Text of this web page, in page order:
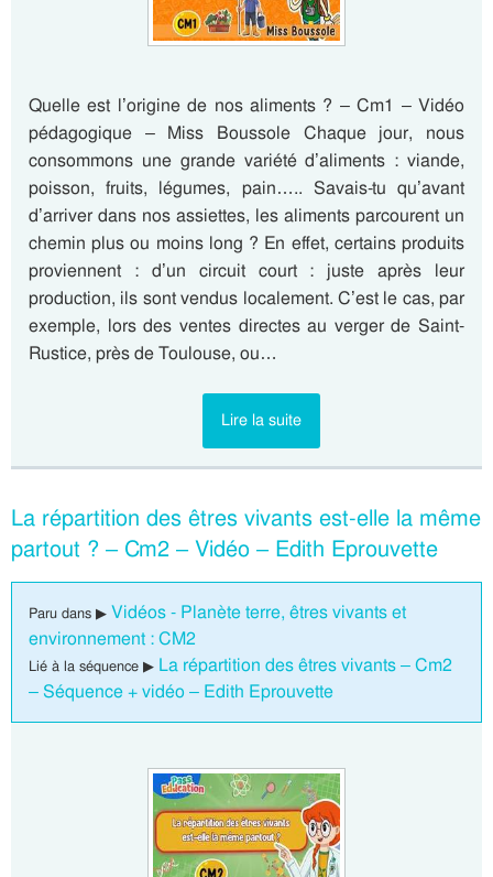
Quelle est l’origine de nos aliments ? – Cm1 – Vidéo
pédagogique – Miss Boussole Chaque jour, nous
consommons une grande variété d’aliments : viande,
poisson, fruits, légumes, pain….. Savais-tu qu’avant
d’arriver dans nos assiettes, les aliments parcourent un
chemin plus ou moins long ? En effet, certains produits
proviennent : d’un circuit court : juste après leur
production, ils sont vendus localement. C’est le cas, par
exemple, lors des ventes directes au verger de Saint-
Rustice, près de Toulouse, ou…
Lire la suite
La répartition des êtres vivants est-elle la même
partout ? – Cm2 – Vidéo – Edith Eprouvette
Paru dans ▶ Vidéos - Planète terre, êtres vivants et
environnement : CM2
Lié à la séquence ▶ La répartition des êtres vivants – Cm2
– Séquence + vidéo – Edith Eprouvette